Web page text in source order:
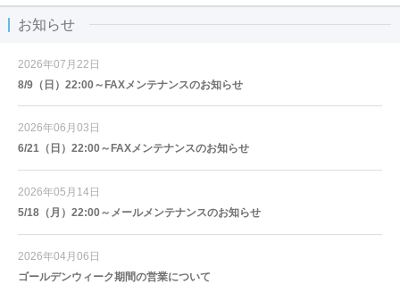
お知らせ
2026年07月22日
8/9（日）22:00～FAXメンテナンスのお知らせ
2026年06月03日
6/21（日）22:00～FAXメンテナンスのお知らせ
2026年05月14日
5/18（月）22:00～メールメンテナンスのお知らせ
2026年04月06日
ゴールデンウィーク期間の営業について